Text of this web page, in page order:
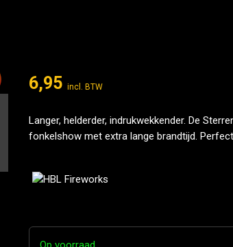
6,95 incl. BTW
Langer, helderder, indrukwekkender. De
fonkelshow met extra lange brandtijd.